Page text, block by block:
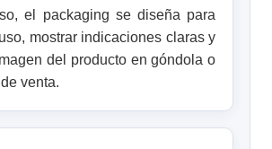
el packaging se diseña para
mostrar indicaciones claras y
del producto en góndola o
venta.